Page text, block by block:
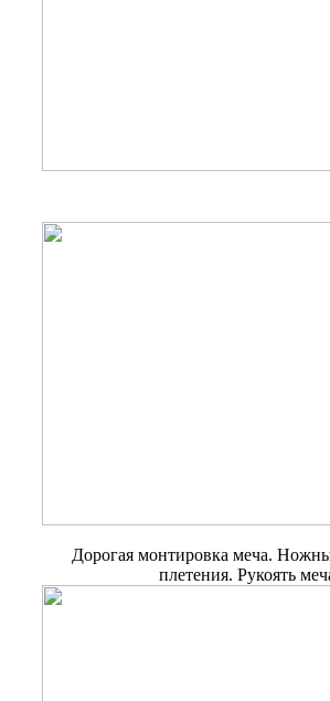
Дорогая монтировка меча.
плетения. Рукоять